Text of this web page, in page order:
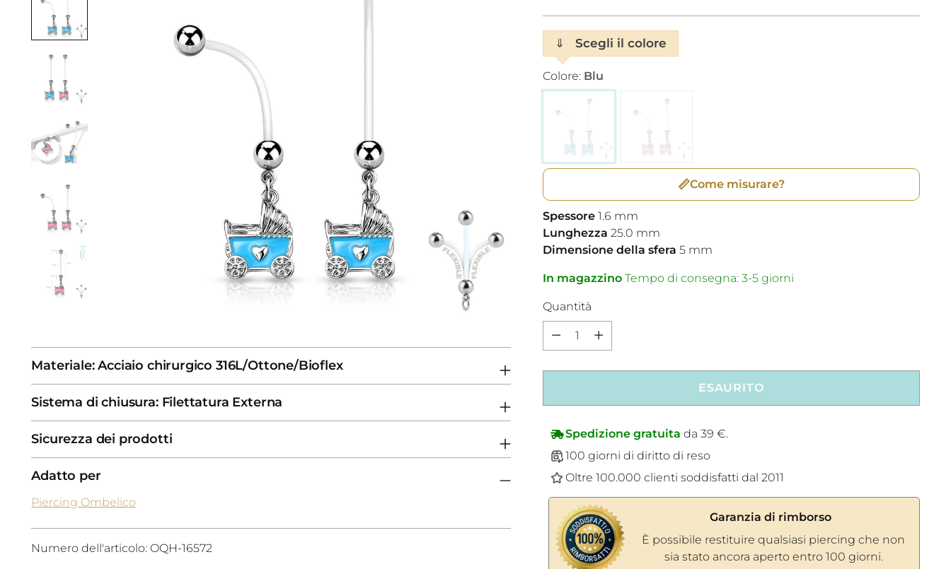
Materiale: Acciaio chirurgico 316L/Ottone/Bioflex
Sistema di chiusura: Filettatura Externa
Sicurezza dei prodotti
Adatto per
Piercing Ombelico
Numero dell'articolo: OQH-16572
listino
⇓ Scegli il colore
Colore: Blu
📏Come misurare?
Spessore 1.6 mm
Lunghezza 25.0 mm
Dimensione della sfera 5mm
In magazzinoTempo di consegna: 3-5 giorni
Quantità
Quantità
ESAURITO
Spedizione gratuita da 39 €.
100 giorni di diritto di reso
Oltre 100.000 clienti soddisfatti dal 2011
Garanzia di rimborso
È possibile restituire qualsiasi piercing che non
sia stato ancora aperto entro 100 giorni.